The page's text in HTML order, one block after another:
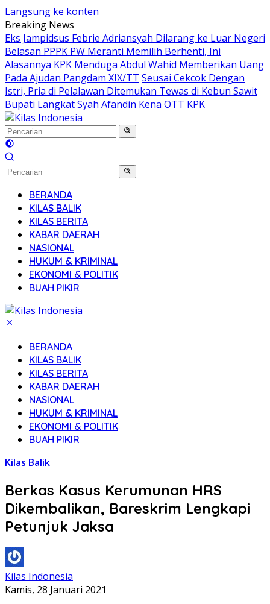
Langsung ke konten
Breaking News
Eks Jampidsus Febrie Adriansyah Dilarang ke Luar Negeri
Belasan PPPK PW Meranti Memilih Berhenti, Ini
Alasannya KPK Menduga Abdul Wahid Memberikan Uang
Pada Ajudan Pangdam XIX/TT Seusai Cekcok Dengan
Istri, Pria di Pelalawan Ditemukan Tewas di Kebun Sawit
Bupati Langkat Syah Afandin Kena OTT KPK
BERANDA
KILAS BALIK
KILAS BERITA
KABAR DAERAH
NASIONAL
HUKUM & KRIMINAL
EKONOMI & POLITIK
BUAH PIKIR
BERANDA
KILAS BALIK
KILAS BERITA
KABAR DAERAH
NASIONAL
HUKUM & KRIMINAL
EKONOMI & POLITIK
BUAH PIKIR
Kilas Balik
Berkas Kasus Kerumunan HRS
Dikembalikan, Bareskrim Lengkapi
Petunjuk Jaksa
Kilas Indonesia
Kamis, 28 Januari 2021